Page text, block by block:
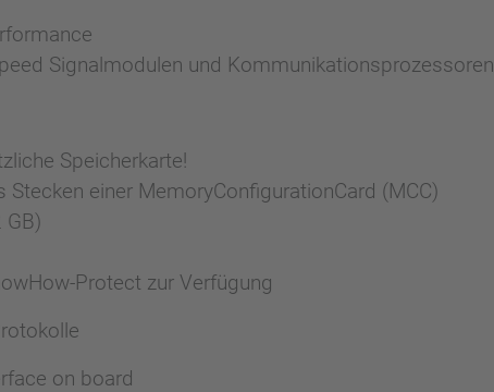
Signalmodulen und Kommunikationsprozessoren
Speicherkarte!
einer MemoryConfigurationCard (MCC)
GB)
Protect zur Verfügung
on board